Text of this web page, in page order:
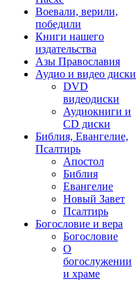
Воевали, верили,
победили
Книги нашего
издательства
Азы Православия
Аудио и видео диски
DVD
видеодиски
Аудиокниги и
CD диски
Библия, Евангелие,
Псалтирь
Апостол
Библия
Евангелие
Новый Завет
Псалтирь
Богословие и вера
Богословие
О
богослужении
и храме